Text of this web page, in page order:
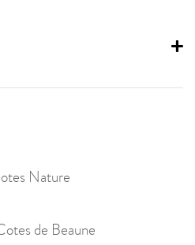
Nature
de Beaune